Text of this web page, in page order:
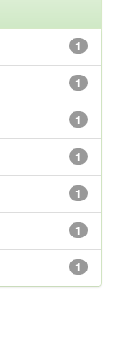
1
1
1
1
1
1
1